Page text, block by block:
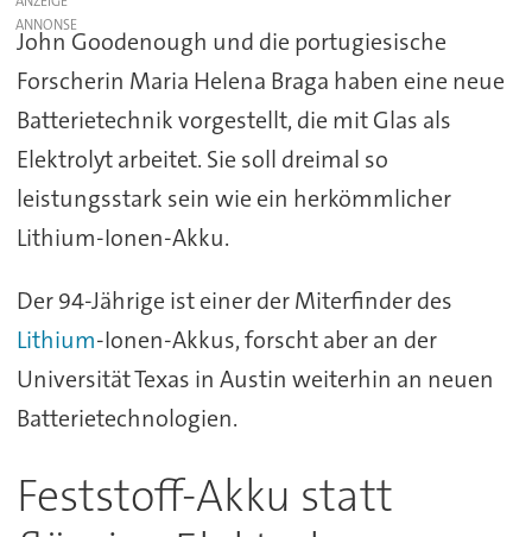
John Goodenough und die portugiesische
Forscherin Maria Helena Braga haben eine neue
Batterietechnik vorgestellt, die mit Glas als
Elektrolyt arbeitet. Sie soll dreimal so
leistungsstark sein wie ein herkömmlicher
Lithium-Ionen-Akku.
Der 94-Jährige ist einer der Miterfinder des
Lithium-Ionen-Akkus, forscht aber an der
Universität Texas in Austin weiterhin an neuen
Batterietechnologien.
Feststoff-Akku statt